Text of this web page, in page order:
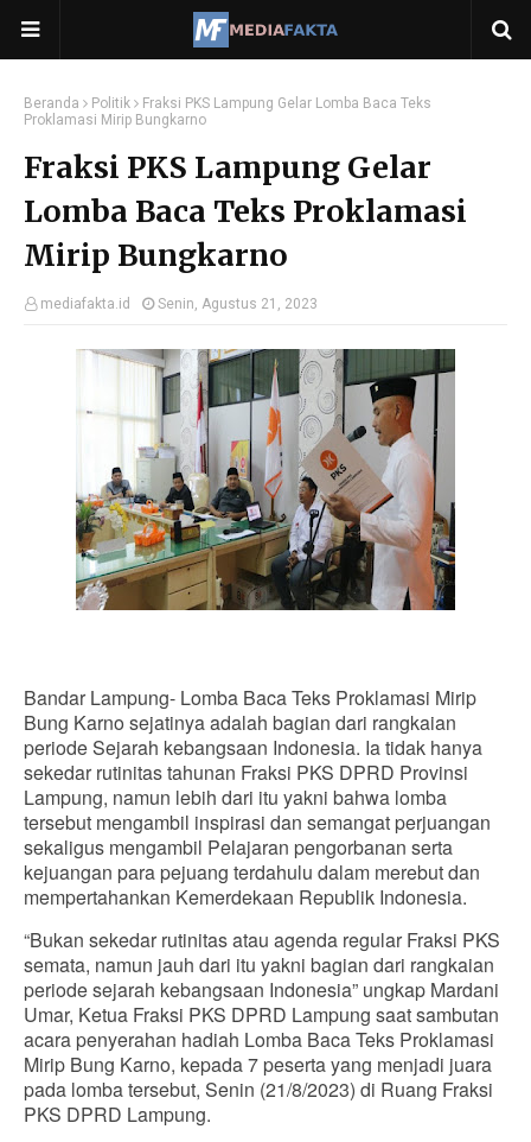
Beranda Politik
Fraksi PKS Lampung Gelar Lomba Baca Teks
Proklamasi Mirip Bungkarno
Fraksi PKS Lampung Gelar
Lomba Baca Teks Proklamasi
Mirip Bungkarno
mediafakta.id Senin, Agustus 21, 2023
Bandar Lampung- Lomba Baca Teks Proklamasi Mirip
Bung Karno sejatinya adalah bagian dari rangkaian
periode Sejarah kebangsaan Indonesia. Ia tidak hanya
sekedar rutinitas tahunan Fraksi PKS DPRD Provinsi
Lampung, namun lebih dari itu yakni bahwa lomba
tersebut mengambil inspirasi dan semangat perjuangan
sekaligus mengambil Pelajaran pengorbanan serta
kejuangan para pejuang terdahulu dalam merebut dan
mempertahankan Kemerdekaan Republik Indonesia.
“Bukan sekedar rutinitas atau agenda regular Fraksi PKS
semata, namun jauh dari itu yakni bagian dari rangkaian
periode sejarah kebangsaan Indonesia” ungkap Mardani
Umar, Ketua Fraksi PKS DPRD Lampung saat sambutan
acara penyerahan hadiah Lomba Baca Teks Proklamasi
Mirip Bung Karno, kepada 7 peserta yang menjadi juara
pada lomba tersebut, Senin (21/8/2023) di Ruang Fraksi
PKS DPRD Lampung.